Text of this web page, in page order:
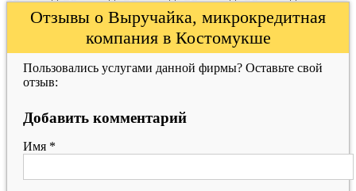
Отзывы о Выручайка, микрокредитная
компания в Костомукше
Пользовались услугами данной фирмы? Оставьте свой
отзыв:
Добавить комментарий
Имя *